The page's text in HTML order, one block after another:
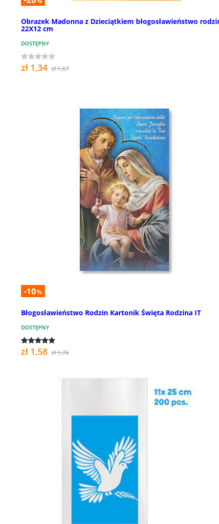
Obrazek Madonna z Dzieciątkiem błogosławieństwo
22X12 cm
DOSTĘPNY
zł 1,34 zł 1,67
-10%
Błogosławieństwo Rodzin Kartonik Święta Rodzina IT
DOSTĘPNY
zł 1,58 zł 1,76